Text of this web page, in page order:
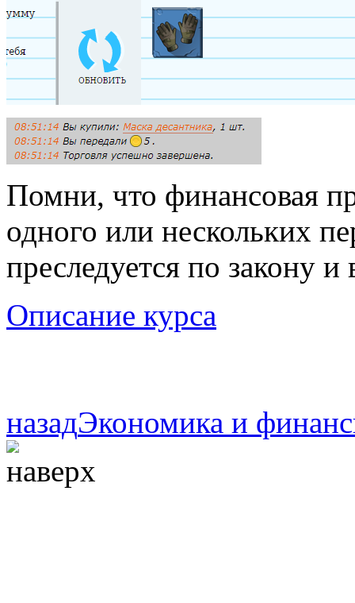
Помни, что финансовая
одного или нескольких
преследуется по закону
Описание курса
назадЭкономика и